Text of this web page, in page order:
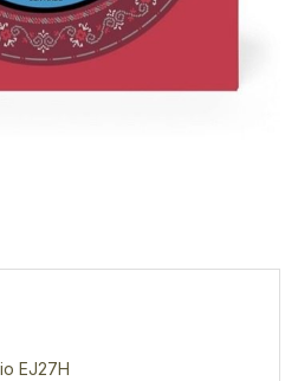
EJ27H